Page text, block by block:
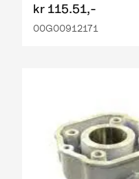
kr 115.51,-
00G00912171